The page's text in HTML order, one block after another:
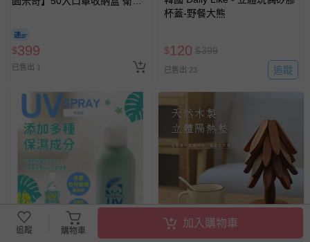
$399
已售出 1
杯蓋-野餐大熊
$120 $399
已售出 23 追蹤
追蹤 購物車
加入購物車